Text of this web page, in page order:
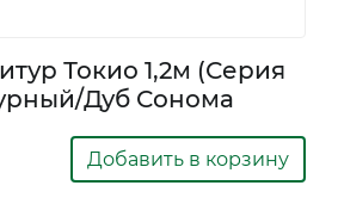
Токио 1,2м (Серия
Дуб Сонома
Добавить в корзину